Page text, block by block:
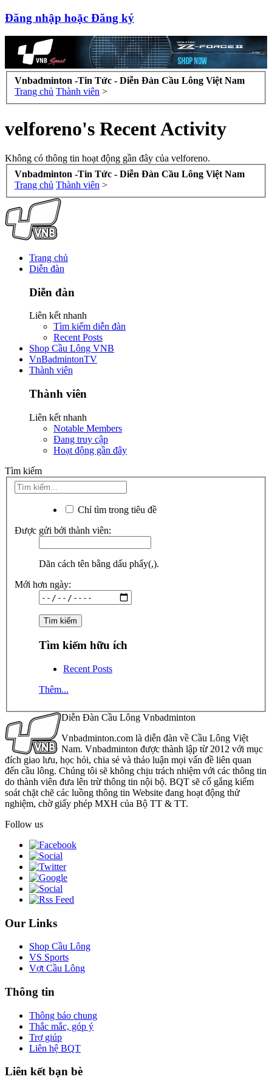
Đăng nhập hoặc Đăng ký
Vnbadminton -Tin Tức - Diễn Đàn Cầu Lông Việt Nam
Trang chủ Thành viên >
velforeno's Recent Activity
Không có thông tin hoạt động gần đây của velforeno.
Vnbadminton -Tin Tức - Diễn Đàn Cầu Lông Việt Nam
Trang chủ Thành viên >
Trang chủ
Diễn đàn
Diễn đàn
Liên kết nhanh
Tìm kiếm diễn đàn
Recent Posts
Shop Cầu Lông VNB
VnBadmintonTV
Thành viên
Thành viên
Liên kết nhanh
Notable Members
Đang truy cập
Hoạt động gần đây
Tìm kiếm
Chỉ tìm trong tiêu đề
Được gửi bởi thành viên:
Dãn cách tên bằng dấu phẩy(,).
Mới hơn ngày:
Tìm kiếm hữu ích
Recent Posts
Thêm...
Diễn Đàn Cầu Lông Vnbadminton
Vnbadminton.com là diễn đàn về Cầu Lông Việt
Nam. Vnbadminton được thành lập từ 2012 với mục
đích giao lưu, học hỏi, chia sẻ và thảo luận mọi vấn đề liên quan
đến cầu lông. Chúng tôi sẽ không chịu trách nhiệm với các thông tin
do thành viên đưa lên trừ thông tin nội bộ. BQT sẽ cố gắng kiểm
soát chặt chẽ các luồng thông tin Website đang hoạt động thử
nghiệm, chờ giấy phép MXH của Bộ TT & TT.
Follow us
Our Links
Shop Cầu Lông
VS Sports
Vợt Cầu Lông
Thông tin
Thông báo chung
Thắc mắc, góp ý
Trợ giúp
Liên hệ BQT
Liên kết bạn bè